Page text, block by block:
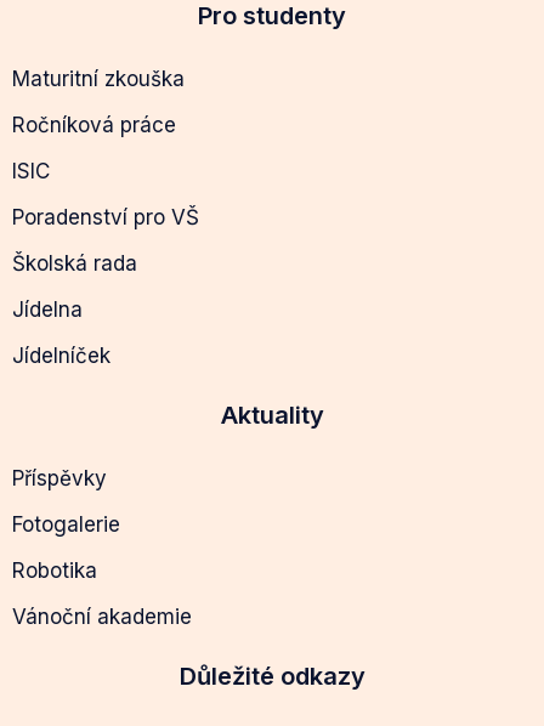
Pro studenty
Maturitní zkouška
Ročníková práce
ISIC
Poradenství pro VŠ
Školská rada
Jídelna
Jídelníček
Aktuality
Příspěvky
Fotogalerie
Robotika
Vánoční akademie
Důležité odkazy